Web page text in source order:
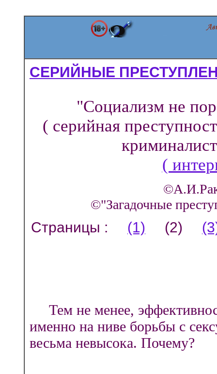
СЕРИЙНЫЕ
"Социализм не
( серийная
(
©"Загадочные
Страницы : (1) (2)
Тем не менее,
именно на ниве борьбы с
весьма невысока. Почему?